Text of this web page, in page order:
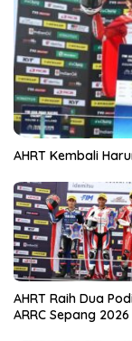
AHRT Kembali
AHRT Raih Dua
ARRC Sepang 2026